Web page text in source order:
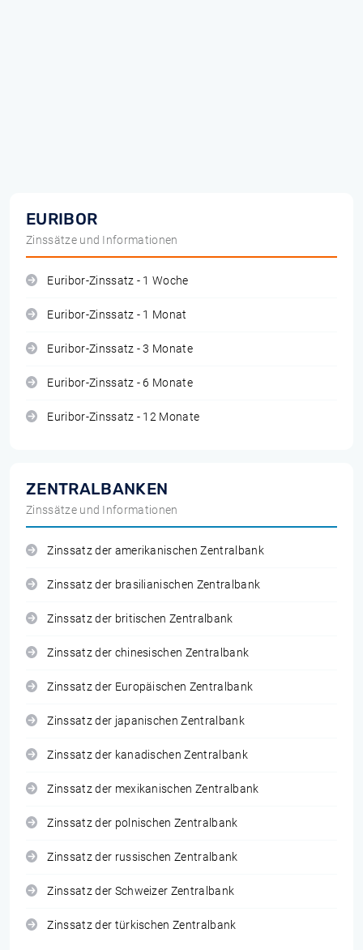
EURIBOR
Zinssätze und Informationen
Euribor-Zinssatz - 1 Woche
Euribor-Zinssatz - 1 Monat
Euribor-Zinssatz - 3 Monate
Euribor-Zinssatz - 6 Monate
Euribor-Zinssatz - 12 Monate
ZENTRALBANKEN
Zinssätze und Informationen
Zinssatz der amerikanischen Zentralbank
Zinssatz der brasilianischen Zentralbank
Zinssatz der britischen Zentralbank
Zinssatz der chinesischen Zentralbank
Zinssatz der Europäischen Zentralbank
Zinssatz der japanischen Zentralbank
Zinssatz der kanadischen Zentralbank
Zinssatz der mexikanischen Zentralbank
Zinssatz der polnischen Zentralbank
Zinssatz der russischen Zentralbank
Zinssatz der Schweizer Zentralbank
Zinssatz der türkischen Zentralbank